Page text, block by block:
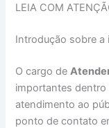
LEIA COM
Introdução sobre a
O cargo de
importantes
atendimento ao
ponto de contato